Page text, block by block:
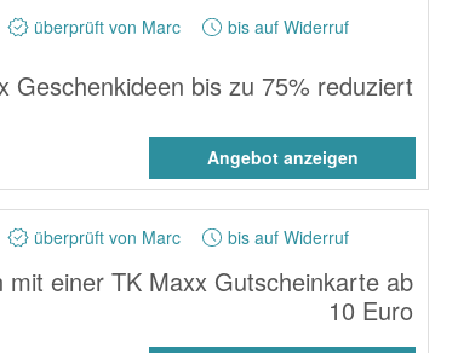
überprüft von Marc bis auf Widerruf
Geschenkideen bis zu 75% reduziert
Angebot anzeigen
überprüft von Marc bis auf Widerruf
mit einer TK Maxx Gutscheinkarte ab
10 Euro